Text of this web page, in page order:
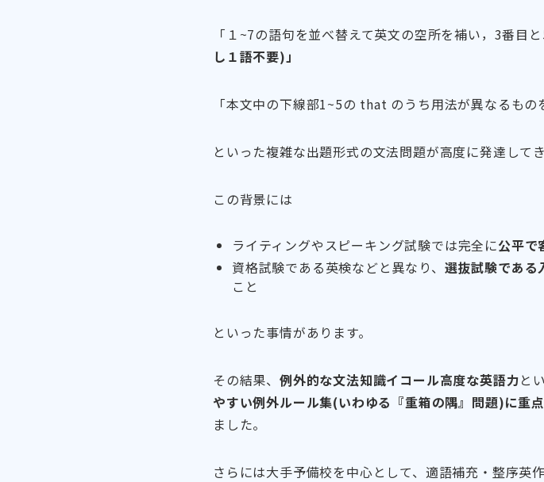
「１~7の語句を並べ替えて英文の空所を補い，3番目
し１語不要)」
「本文中の下線部1~5の that のうち用法が異なるもの
といった複雑な出題形式の文法問題が高度に発達してき
この背景には
ライティングやスピーキング試験では完全に公平で
資格試験である英検などと異なり、 選抜試験である
こと
といった事情があります。
その結果、 例外的な文法知識イコール高度な英語力と
やすい例外ルール集(いわゆる『重箱の隅』問題)に重
ました。
さらには大手予備校を中心として、適語補充・整序